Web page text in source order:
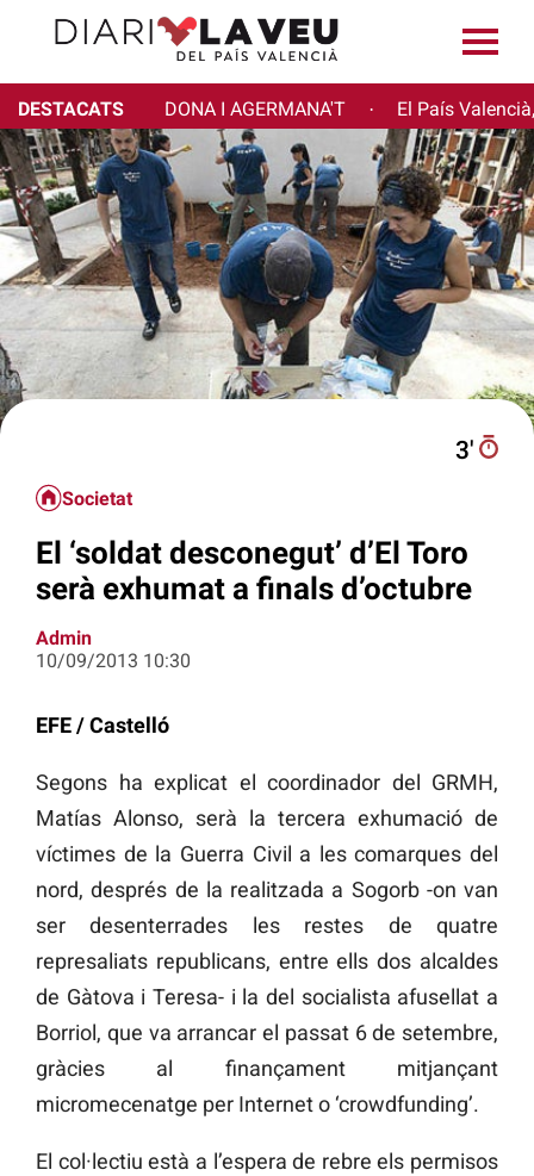
DESTACATS DONA I AGERMANA'T · El País
3′
Societat
El ‘soldat desconegut’ d’El Toro
serà exhumat a finals d’octubre
Admin
10/09/2013 10:30
EFE / Castelló
Segons ha explicat el coordinador del GRMH,
Matías Alonso, serà la tercera exhumació de
víctimes de la Guerra Civil a les comarques del
nord, després de la realitzada a Sogorb -on van
ser desenterrades les restes de quatre
represaliats republicans, entre ells dos alcaldes
de Gàtova i Teresa- i la del socialista afusellat a
Borriol, que va arrancar el passat 6 de setembre,
gràcies al finançament mitjançant
micromecenatge per Internet o ‘crowdfunding’.
El col·lectiu està a l’espera de rebre els permisos